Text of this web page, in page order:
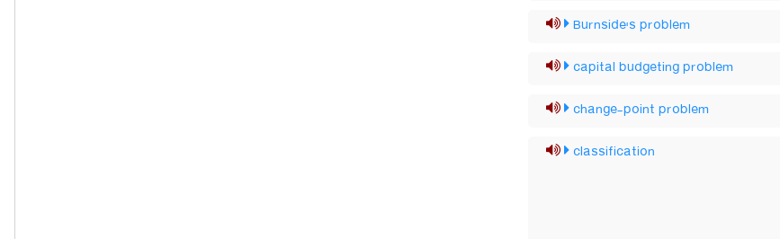
Burnside's problem
capital budgeting problem
change-point problem
classification